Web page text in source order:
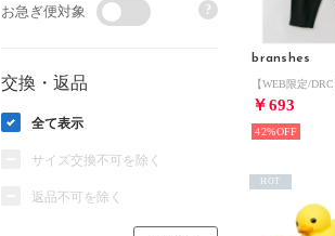
お急ぎ便対象 ?
交換・返品
全て表示
サイズ交換不可を除く
返品不可を除く
branshes
￥693
42%
HOT